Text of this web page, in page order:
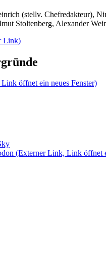
(stellv. Chefredakteur),
Stoltenberg, Alexander
Link)
öffnet ein neues Fenster)
(Externer Link, Link öffnet